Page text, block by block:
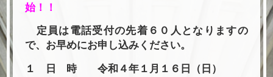
始！！
定員は電話受付の先着６０人となりますの
で、お早めにお申し込みください。
１ 日 時 令和４年１月１６日（日）